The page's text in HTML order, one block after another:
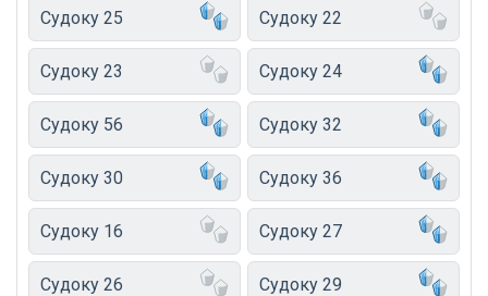
Судоку 25 Судоку 22
Судоку 23 Судоку 24
Судоку 56 Судоку 32
Судоку 30 Судоку 36
Судоку 16 Судоку 27
Судоку 26 Судоку 29